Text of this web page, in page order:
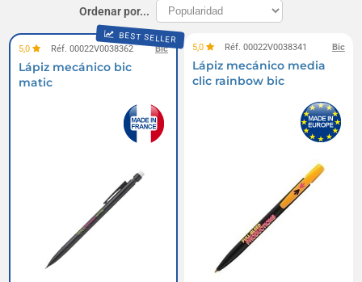
Ordenar por...
BEST SELLER
Bic
5,0 Réf. 00022V0038362
Lápiz mecánico bic
matic
Bic
5,0 Réf. 00022V0038341
Lápiz mecánico media
clic rainbow bic